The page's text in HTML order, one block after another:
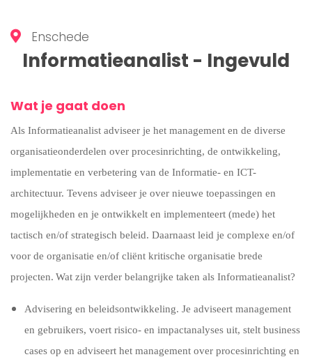
Enschede
Informatieanalist - Ingevuld
Wat je gaat doen
Als Informatieanalist adviseer je het management en de diverse
organisatieonderdelen over procesinrichting, de ontwikkeling,
implementatie en verbetering van de Informatie- en ICT-
architectuur. Tevens adviseer je over nieuwe toepassingen en
mogelijkheden en je ontwikkelt en implementeert (mede) het
tactisch en/of strategisch beleid. Daarnaast leid je complexe en/of
voor de organisatie en/of cliënt kritische organisatie brede
projecten. Wat zijn verder belangrijke taken als Informatieanalist?
Advisering en beleidsontwikkeling. Je adviseert management
en gebruikers, voert risico- en impactanalyses uit, stelt business
cases op en adviseert het management over procesinrichting en